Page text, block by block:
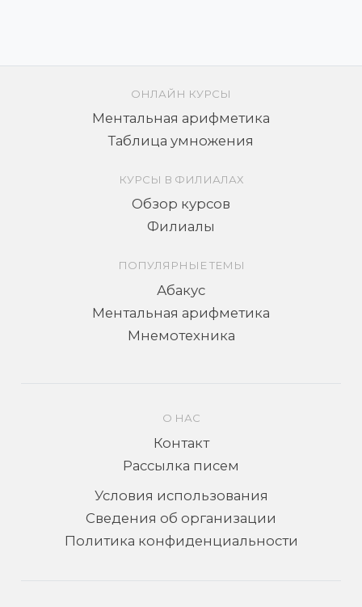
ОНЛАЙН КУРСЫ
Ментальная арифметика
Таблица умножения
КУРСЫ В ФИЛИАЛАХ
Обзор курсов
Филиалы
ПОПУЛЯРНЫЕ ТЕМЫ
Абакус
Ментальная арифметика
Мнемотехника
О НАС
Контакт
Рассылка писем
Условия использования
Сведения об организации
Политика конфиденциальности